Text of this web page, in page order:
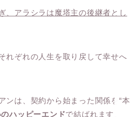
、アラシラは魔塔主の後継者とし
れぞれの人生を取り戻して幸せへ
ンは、契約から始まった関係を“本
ハッピーエンドで結ばれます。
で読める漫画・小説